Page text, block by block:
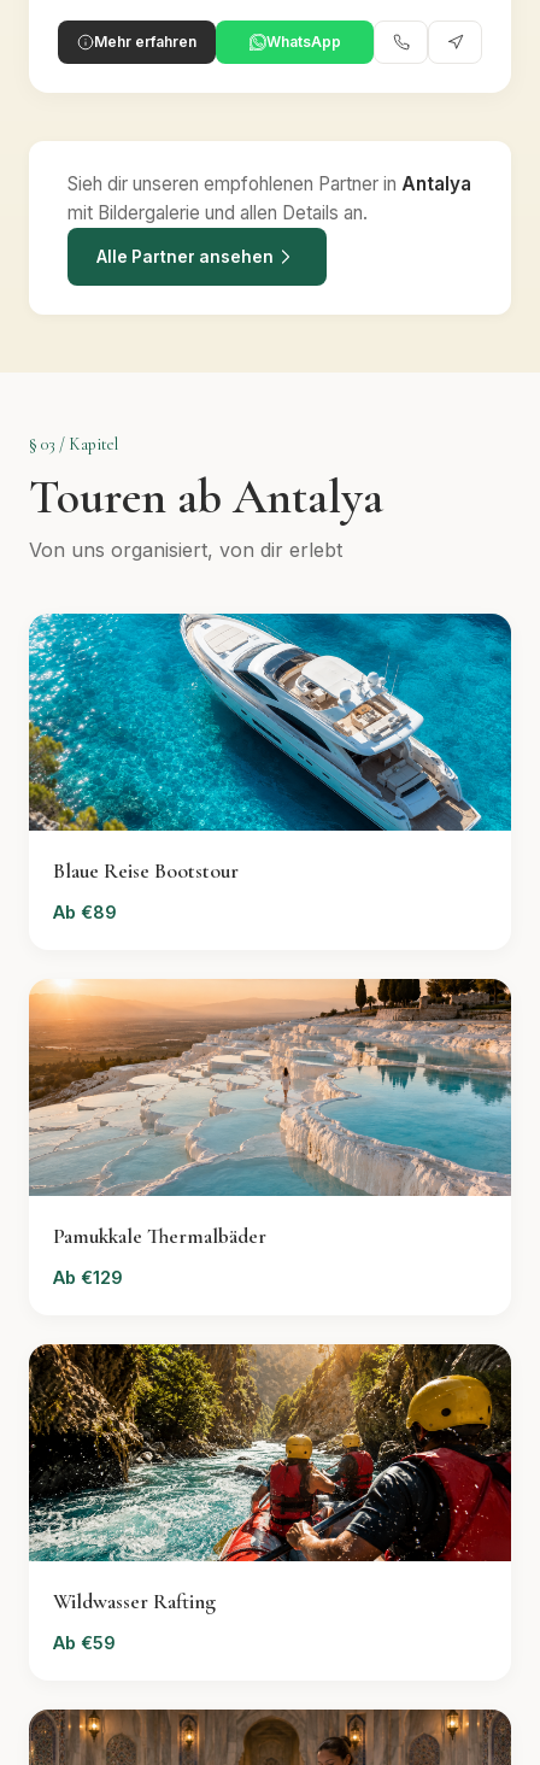
Mehr erfahren WhatsApp
Sieh dir unseren empfohlenen Partner in Antalya
mit Bildergalerie und allen Details an.
Alle Partner ansehen
§ 03 / Kapitel
Touren ab Antalya
Von uns organisiert, von dir erlebt
Blaue Reise Bootstour
Ab €89
Pamukkale Thermalbäder
Ab €129
Wildwasser Rafting
Ab €59